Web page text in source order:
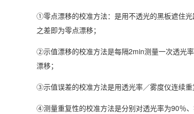
①零点漂移的校准方法：是用不透光的黑板遮住
之差即为零点漂移；
②示值漂移的校准方法是每隔2min测量一次透光
漂移；
③示值误差的校准方法是用透光率／雾度仪连续
④测量重复性的校准方法是分别对透光率为90％